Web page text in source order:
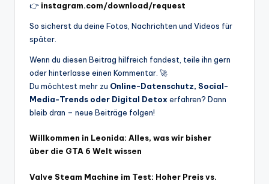
👉 instagram.com/download/request
So sicherst du deine Fotos, Nachrichten und Videos für
später.
Wenn du diesen Beitrag hilfreich fandest, teile ihn gern
oder hinterlasse einen Kommentar. 🚀
Du möchtest mehr zu Online-Datenschutz, Social-
Media-Trends oder Digital Detox erfahren? Dann
bleib dran – neue Beiträge folgen!
Willkommen in Leonida: Alles, was wir bisher
über die GTA 6 Welt wissen
Valve Steam Machine im Test: Hoher Preis vs.